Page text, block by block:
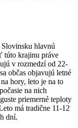
hlavnú
túto krajinu práve
v rozmedzí od 22-
občas objavujú letné
hory, leto je na to
na nich
priemerné teploty
má tradične 11-12
dní.